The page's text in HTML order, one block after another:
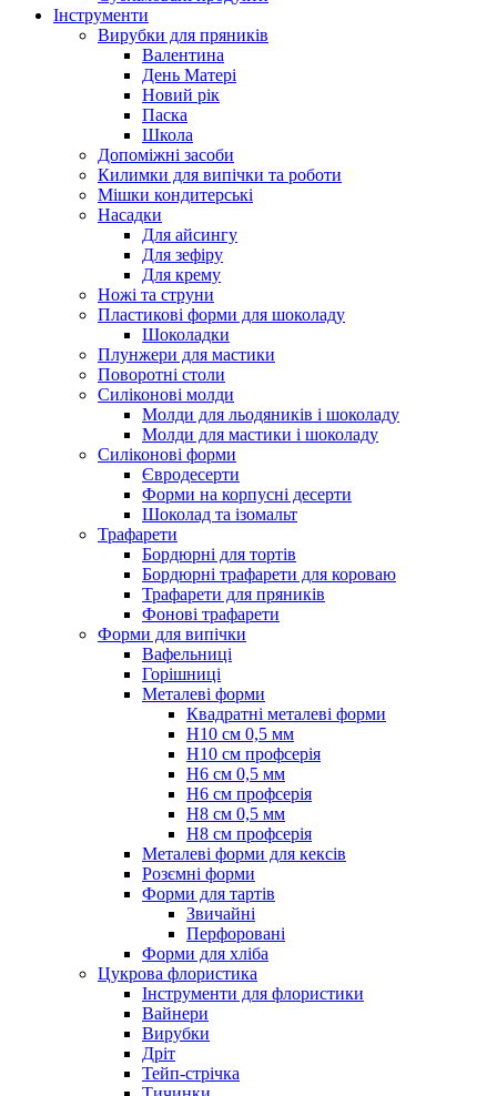
Інструменти
Вирубки для пряників
Валентина
День Матері
Новий рік
Паска
Школа
Допоміжні засоби
Килимки для випічки та роботи
Мішки кондитерські
Насадки
Для айсингу
Для зефіру
Для крему
Ножі та струни
Пластикові форми для шоколаду
Шоколадки
Плунжери для мастики
Поворотні столи
Силіконові молди
Молди для льодяників і шоколаду
Молди для мастики і шоколаду
Силіконові форми
Євродесерти
Форми на корпусні десерти
Шоколад та ізомальт
Трафарети
Бордюрні для тортів
Бордюрні трафарети для короваю
Трафарети для пряників
Фонові трафарети
Форми для випічки
Вафельниці
Горішниці
Металеві форми
Квадратні металеві форми
Н10 см 0,5 мм
Н10 см профсерія
Н6 см 0,5 мм
Н6 см профсерія
Н8 см 0,5 мм
Н8 см профсерія
Металеві форми для кексів
Розємні форми
Форми для тартів
Звичайні
Перфоровані
Форми для хліба
Цукрова флористика
Інструменти для флористики
Вайнери
Вирубки
Дріт
Тейп-стрічка